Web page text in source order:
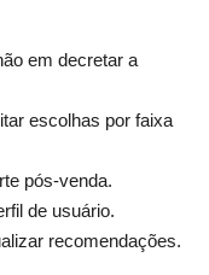
em decretar a
escolhas por faixa
pós-venda.
de usuário.
recomendações.